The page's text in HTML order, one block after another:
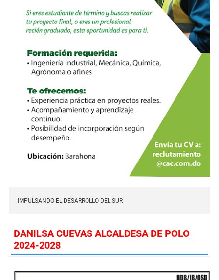
IMPULSANDO EL DESARROLLO DEL SUR
DANILSA CUEVAS ALCALDESA DE POLO
2024-2028